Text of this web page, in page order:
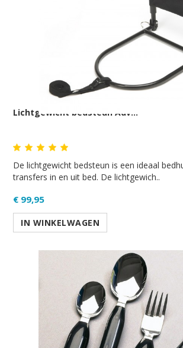
Lichtgewicht bedsteun Adv...
De lichtgewicht bedsteun is een ideaal
transfers in en uit bed. De lichtgewich..
€ 99,95
IN WINKELWAGEN